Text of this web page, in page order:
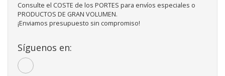
Consulte el COSTE de los PORTES para envíos especiales o
PRODUCTOS DE GRAN VOLUMEN.
¡Enviamos presupuesto sin compromiso!
Síguenos en: